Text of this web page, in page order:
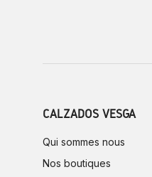
CALZADOS VESGA
Qui sommes nous
Nos boutiques